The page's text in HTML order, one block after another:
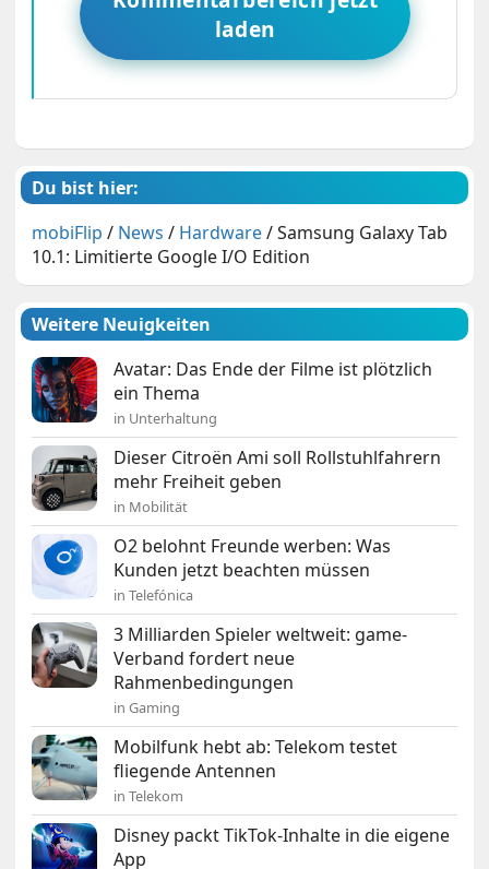
laden
Du bist hier:
mobiFlip / News / Hardware/Samsung Galaxy Tab
10.1: Limitierte Google I/O Edition
Weitere Neuigkeiten
Avatar: Das Ende der Filme ist plötzlich
ein Thema
in Unterhaltung
Dieser Citroën Ami soll Rollstuhlfahrern
mehr Freiheit geben
in Mobilität
O2 belohnt Freunde werben: Was
Kunden jetzt beachten müssen
in Telefónica
3 Milliarden Spieler weltweit: game-
Verband fordert neue
Rahmenbedingungen
in Gaming
Mobilfunk hebt ab: Telekom testet
fliegende Antennen
in Telekom
Disney packt TikTok-Inhalte in die eigene
App